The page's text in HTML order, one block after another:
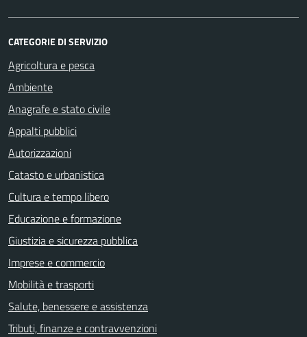
CATEGORIE DI SERVIZIO
Agricoltura e pesca
Ambiente
Anagrafe e stato civile
Appalti pubblici
Autorizzazioni
Catasto e urbanistica
Cultura e tempo libero
Educazione e formazione
Giustizia e sicurezza pubblica
Imprese e commercio
Mobilità e trasporti
Salute, benessere e assistenza
Tributi, finanze e contravvenzioni